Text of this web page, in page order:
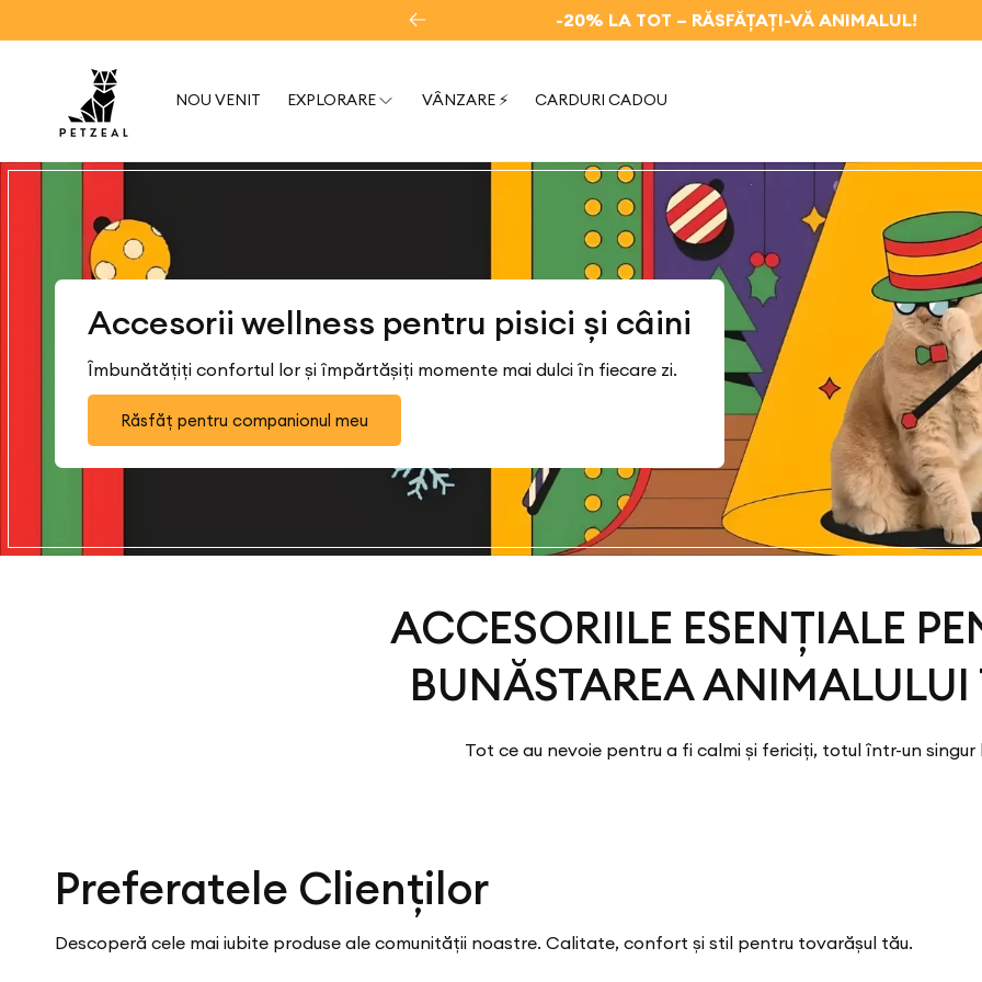
conținut
-20% LA TOT (COD: WELCOME20)
NOU VENIT EXPLORARE VÂNZARE ⚡ CARDURI CADOU
Accesorii wellness pentru pisici și câini
Îmbunătățiți confortul lor și împărtășiți momente mai dulci în fiecare zi.
Răsfăț pentru companionul meu
ACCESORIILE ESENȚIALE
BUNĂSTAREA ANIMALULUI
Tot ce au nevoie pentru a fi calmi și fericiți, totul într-un singur
Preferatele Clienților
Descoperă cele mai iubite produse ale comunității noastre. Calitate, confort și stil pentru tovarășul tău.